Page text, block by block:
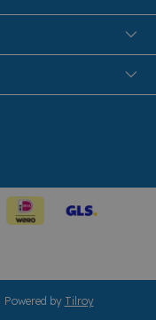
Powered by Tilroy